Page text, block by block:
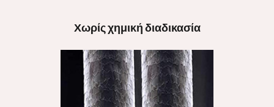
Χωρίς χημική διαδικασία